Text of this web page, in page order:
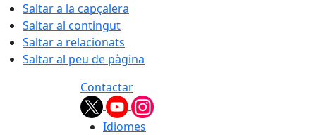
Saltar a la capçalera
Saltar al contingut
Saltar a relacionats
Saltar al peu de pàgina
Contactar
Idiomes